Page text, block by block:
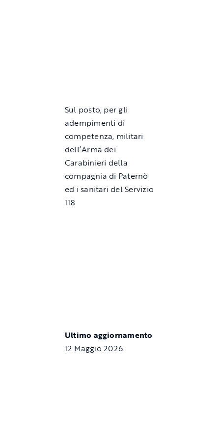
Sul posto, per gli
adempimenti di
competenza, militari
dell’Arma dei
Carabinieri della
compagnia di Paternò
ed i sanitari del Servizio
118
Ultimo aggiornamento
12 Maggio 2026